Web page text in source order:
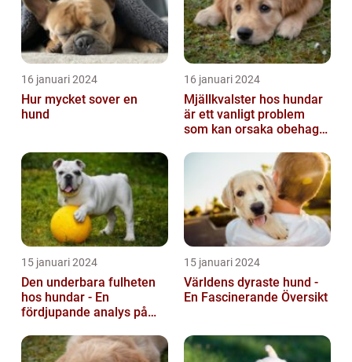
16 januari 2024
Hur mycket sover en
hund
16 januari 2024
Mjällkvalster hos hundar
är ett vanligt problem
som kan orsaka obehag
hunden...
15 januari 2024
Den underbara fulheten
hos hundar - En
fördjupande analys på
15 januari 2024
Världens dyraste hund -
En Fascinerande Översikt